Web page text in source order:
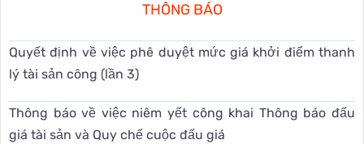
THÔNG BÁO
Quyết định về việc phê duyệt mức giá khởi điểm thanh
lý tài sản công (lần 3)
Thông báo về việc niêm yết công khai Thông báo đấu
giá tài sản và Quy chế cuộc đấu giá